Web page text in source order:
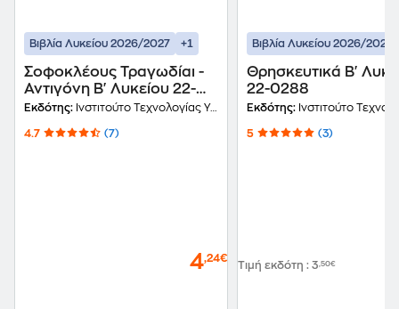
Βιβλία Λυκείου 2026/2027 +1
Σοφοκλέους Τραγωδίαι -
Αντιγόνη Β' Λυκείου 22-
0244
Εκδότης: Ινστιτούτο Τεχνολογίας Υπολογιστών και Εκδόσεων Διόφαντος
4.7 (7)
4,24€
Βιβλία Λυκείου 2026/2027
Θρησκευτικά Β'
22-0288
Εκδότης: Ινστιτούτο Τεχνολογίας Υπολογιστών και
5 (3)
Τιμή εκδότη : 3,50€